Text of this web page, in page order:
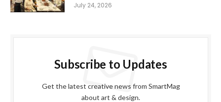
July 24, 2026
Subscribe to Updates
Get the latest creative news from SmartMag
about art & design.